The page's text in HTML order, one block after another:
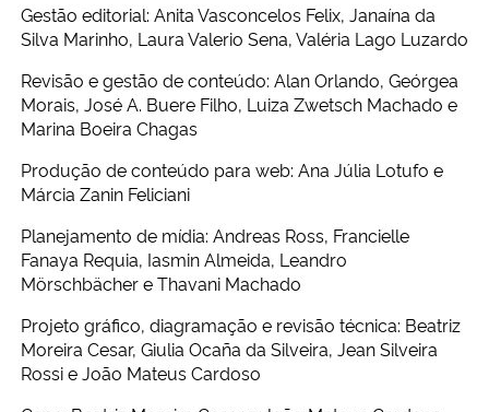
Gestão editorial: Anita Vasconcelos Felix, Janaína da
Silva Marinho, Laura Valerio Sena, Valéria Lago Luzardo
Revisão e gestão de conteúdo: Alan Orlando, Geórgea
Morais, José A. Buere Filho, Luiza Zwetsch Machado e
Marina Boeira Chagas
Produção de conteúdo para web: Ana Júlia Lotufo e
Márcia Zanin Feliciani
Planejamento de mídia: Andreas Ross, Francielle
Fanaya Requia, Iasmin Almeida, Leandro
Mörschbächer e Thavani Machado
Projeto gráfico, diagramação e revisão técnica: Beatriz
Moreira Cesar, Giulia Ocaña da Silveira, Jean Silveira
Rossi e João Mateus Cardoso